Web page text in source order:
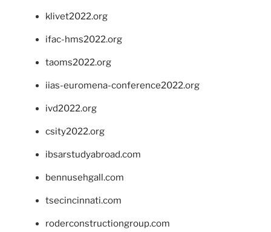
klivet2022.org
ifac-hms2022.org
taoms2022.org
iias-euromena-conference2022.org
ivd2022.org
csity2022.org
ibsarstudyabroad.com
bennusehgall.com
tsecincinnati.com
roderconstructiongroup.com